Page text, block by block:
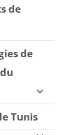
de
de
Tunis